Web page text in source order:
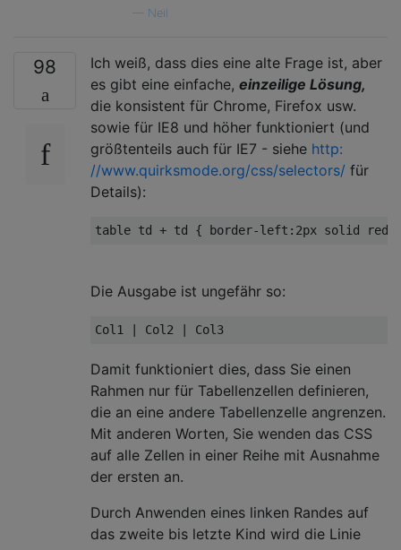
Neil
98
Ich weiß, dass dies eine alte Frage ist, aber
es gibt eine einfache, einzeilige Lösung,
die konsistent für Chrome, Firefox usw.
sowie für IE8 und höher funktioniert (und
größtenteils auch für IE7 - siehe http:
//www.quirksmode.org/css/selectors/ für
Details):
table td + td { border-left : 2px
Die Ausgabe ist ungefähr so:
Col1 | Col2 |
Damit funktioniert dies, dass Sie einen
Rahmen nur für Tabellenzellen definieren,
die an eine andere Tabellenzelle angrenzen.
Mit anderen Worten, Sie wenden das CSS
auf alle Zellen in einer Reihe mit Ausnahme
der ersten an.
Durch Anwenden eines linken Randes auf
das zweite bis letzte Kind wird die Linie